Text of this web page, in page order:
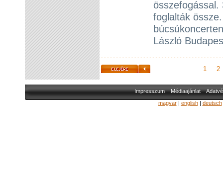
foglalták
László
1 2
Impresszum Médiaajánlat
magyar| english| deutsch